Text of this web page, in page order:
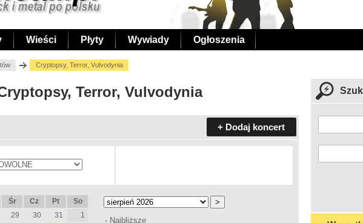
Wieści Płyty Wywiady Ogłoszenia
Cryptopsy, Terror, Vulvodynia
Terror, Vulvodynia
+ Dodaj koncert
Śr Cz Pt
So
29 30 31
1
- Najbliższe